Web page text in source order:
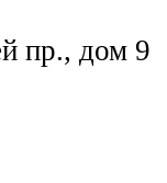
пр., дом 9